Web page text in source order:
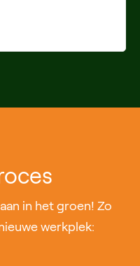
in het groen! Zo
werkplek: